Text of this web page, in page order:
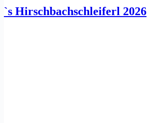
`s Hirschbachschleiferl 2026